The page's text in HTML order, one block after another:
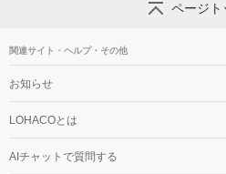
ページト
関連サイト・ヘルプ・その他
お知らせ
LOHACOとは
AIチャットで質問する